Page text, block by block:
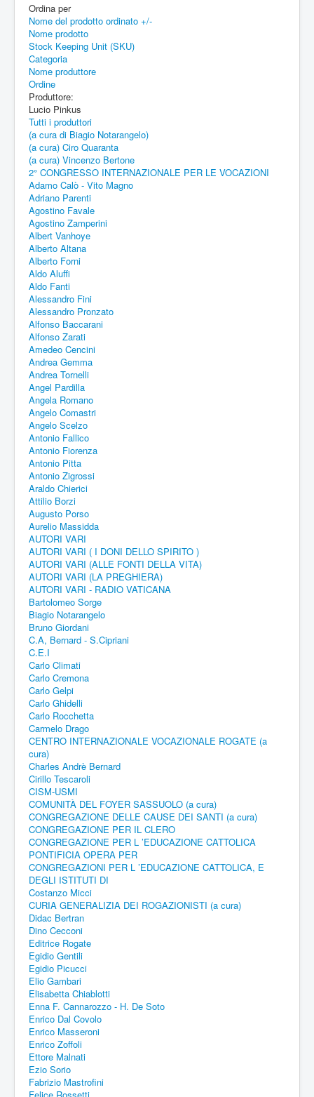
Ordina per
Nome del prodotto ordinato +/-
Nome prodotto
Stock Keeping Unit (SKU)
Categoria
Nome produttore
Ordine
Produttore:
Lucio Pinkus
Tutti i produttori
(a cura di Biagio Notarangelo)
(a cura) Ciro Quaranta
(a cura) Vincenzo Bertone
2° CONGRESSO INTERNAZIONALE PER LE VOCAZIONI
Adamo Calò - Vito Magno
Adriano Parenti
Agostino Favale
Agostino Zamperini
Albert Vanhoye
Alberto Altana
Alberto Forni
Aldo Aluffi
Aldo Fanti
Alessandro Fini
Alessandro Pronzato
Alfonso Baccarani
Alfonso Zarati
Amedeo Cencini
Andrea Gemma
Andrea Tornelli
Angel Pardilla
Angela Romano
Angelo Comastri
Angelo Scelzo
Antonio Fallico
Antonio Fiorenza
Antonio Pitta
Antonio Zigrossi
Araldo Chierici
Attilio Borzi
Augusto Porso
Aurelio Massidda
AUTORI VARI
AUTORI VARI ( I DONI DELLO SPIRITO )
AUTORI VARI (ALLE FONTI DELLA VITA)
AUTORI VARI (LA PREGHIERA)
AUTORI VARI - RADIO VATICANA
Bartolomeo Sorge
Biagio Notarangelo
Bruno Giordani
C.A, Bernard - S.Cipriani
C.E.I
Carlo Climati
Carlo Cremona
Carlo Gelpi
Carlo Ghidelli
Carlo Rocchetta
Carmelo Drago
CENTRO INTERNAZIONALE VOCAZIONALE ROGATE (a
cura)
Charles Andrè Bernard
Cirillo Tescaroli
CISM-USMI
COMUNITÀ DEL FOYER SASSUOLO (a cura)
CONGREGAZIONE DELLE CAUSE DEI SANTI (a cura)
CONGREGAZIONE PER IL CLERO
CONGREGAZIONE PER L ’EDUCAZIONE CATTOLICA
PONTIFICIA OPERA PER
CONGREGAZIONI PER L ’EDUCAZIONE CATTOLICA, E
DEGLI ISTITUTI DI
Costanzo Micci
CURIA GENERALIZIA DEI ROGAZIONISTI (a cura)
Didac Bertran
Dino Cecconi
Editrice Rogate
Egidio Gentili
Egidio Picucci
Elio Gambari
Elisabetta Chiablotti
Enna F. Cannarozzo - H. De Soto
Enrico Dal Covolo
Enrico Masseroni
Enrico Zoffoli
Ettore Malnati
Ezio Sorio
Fabrizio Mastrofini